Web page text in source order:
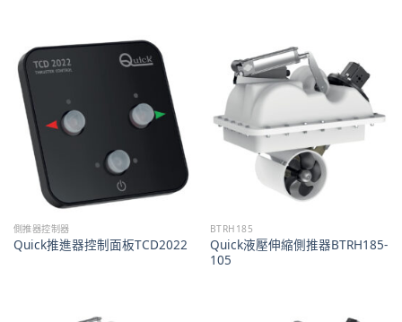
側推器控制器
Quick推進器控制面板TCD2022
BTRH185
Quick液壓伸縮側推器BTRH185-
105